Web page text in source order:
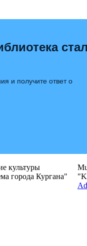
и получите ответ о
культуры
города Кургана"